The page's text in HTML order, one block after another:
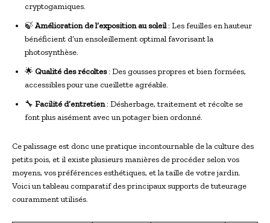
cryptogamiques.
🍃Amélioration de l’exposition au soleil: Les feuilles en hauteur
bénéficient d’un ensoleillement optimal favorisant la
photosynthèse.
🌟 Qualité des récoltes: Des gousses propres et bien formées,
accessibles pour une cueillette agréable.
🔧 Facilité d’entretien: Désherbage, traitement et récolte se
font plus aisément avec un potager bien ordonné.
Ce palissage est donc une pratique incontournable de la culture des
petits pois, et il existe plusieurs manières de procéder selon vos
moyens, vos préférences esthétiques, et la taille de votre jardin.
Voici un tableau comparatif des principaux supports de tuteurage
couramment utilisés.